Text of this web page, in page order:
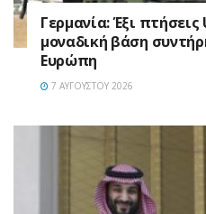
Γερμανία: Έξι
μοναδική βάση
Ευρώπη
7 ΑΥΓΟΎΣΤΟΥ 2026